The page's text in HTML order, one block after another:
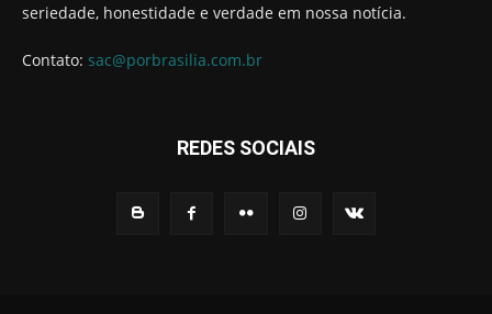
seriedade, honestidade e verdade em nossa notícia.
Contato: sac@porbrasilia.com.br
REDES SOCIAIS